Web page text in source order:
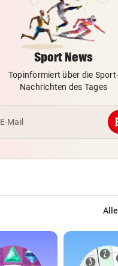
Sport News
Topinformiert über die
Nachrichten des Tages
E-Mail